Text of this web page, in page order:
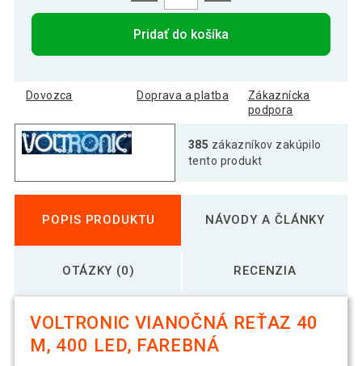
Pridať do košíka
Dovozca Doprava a platba
Zákaznícka
podpora
385 zákazníkov zakúpilo
tento produkt
POPIS PRODUKTU NÁVODY A ČLÁNKY
OTÁZKY (0) RECENZIA
VOLTRONIC VIANOČNÁ REŤAZ 40
M, 400 LED, FAREBNÁ